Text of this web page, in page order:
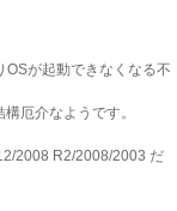
が起動できなくなる不
厄介なようです。
2008 R2/2008/2003 だ